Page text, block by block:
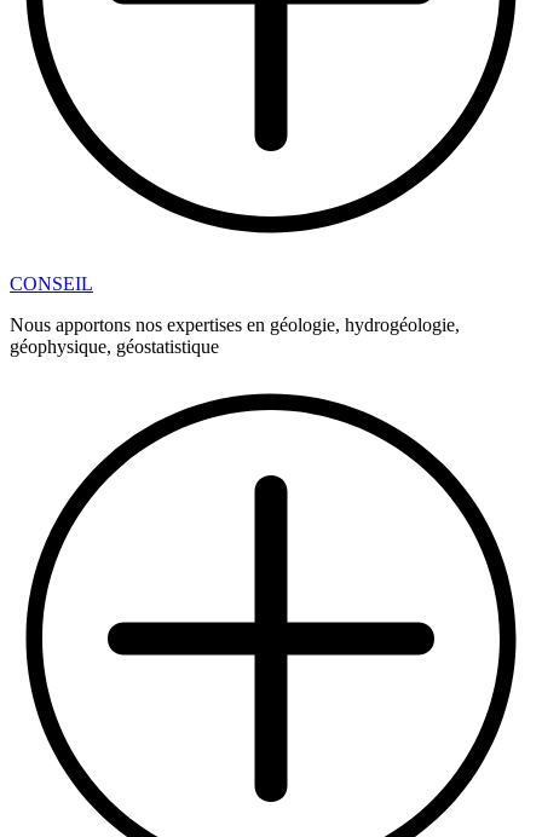
CONSEIL
Nous apportons nos expertises en géologie, hydrogéologie,
géophysique, géostatistique